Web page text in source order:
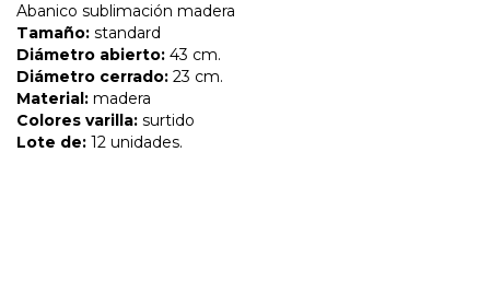
Abanico sublimación madera
Tamaño: standard
Diámetro abierto: 43 cm.
Diámetro cerrado: 23 cm.
Material: madera
Colores varilla: surtido
Lote de: 12 unidades.